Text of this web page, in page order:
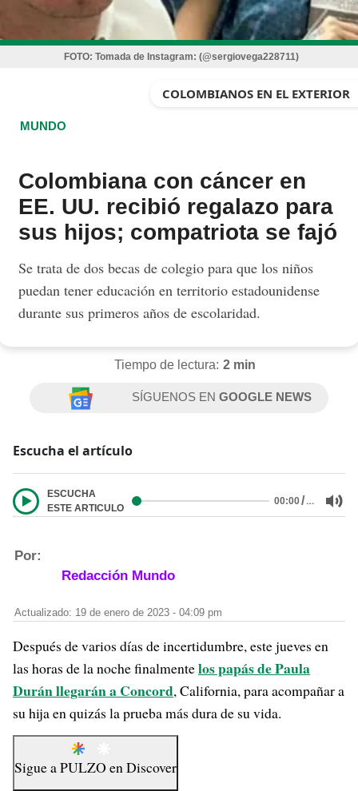
FOTO: Tomada de Instagram: (@sergiovega228711)
COLOMBIANOS EN EL EXTERIOR
MUNDO
Colombiana con cáncer en
EE. UU. recibió regalazo para
sus hijos; compatriota se fajó
Se trata de dos becas de colegio para que los niños
puedan tener educación en territorio estadounidense
durante sus primeros años de escolaridad.
Tiempo de lectura: 2 min
SÍGUENOS ENGOOGLE NEWS
Escucha el artículo
ESCUCHA
ESTE ARTICULO
00:00/…
Por:
Redacción Mundo
Actualizado: 19 de enero de 2023 - 04:09 pm
Después de varios días de incertidumbre, este jueves en
las horas de la noche finalmentelos papás de Paula
Durán llegarán a Concord, California, para acompañar a
su hija en quizás la prueba más dura de su vida.
Sigue aPULZO enDiscover